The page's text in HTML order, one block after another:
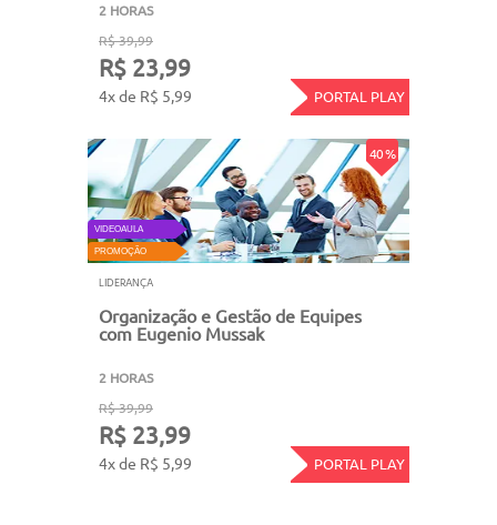
2 HORAS
R$ 39,99
R$ 23,99
4x de R$ 5,99 PORTAL PLAY
40 %
VIDEOAULA
PROMOÇÃO
LIDERANÇA
Organização e Gestão de Equipes
com Eugenio Mussak
2 HORAS
R$ 39,99
R$ 23,99
4x de R$ 5,99 PORTAL PLAY